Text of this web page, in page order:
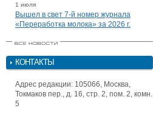
1 июля
Вышел в свет 7-й номер журнала
«Переработка молока» за 2026 г.
КОНТАКТЫ
Адрес редакции: 105066, Москва,
Токмаков пер., д. 16, стр. 2, пом. 2, комн.
5